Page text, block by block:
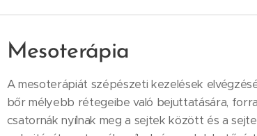
Mesoterápia
A mesoterápiát szépészeti kezelések
bőr mélyebb rétegeibe való bejuttatására,
csatornák nyílnak meg a sejtek között és a